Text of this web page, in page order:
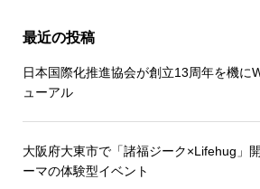
最近の投稿
日本国際化推進協会が創立13周年を機に
ューアル
大阪府大東市で「諸福ジーク×Lifehug」
ーマの体験型イベント